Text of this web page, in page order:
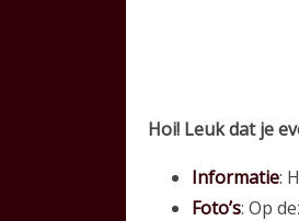
Hoi! Leuk dat je
Informatie:
Foto’s: Op